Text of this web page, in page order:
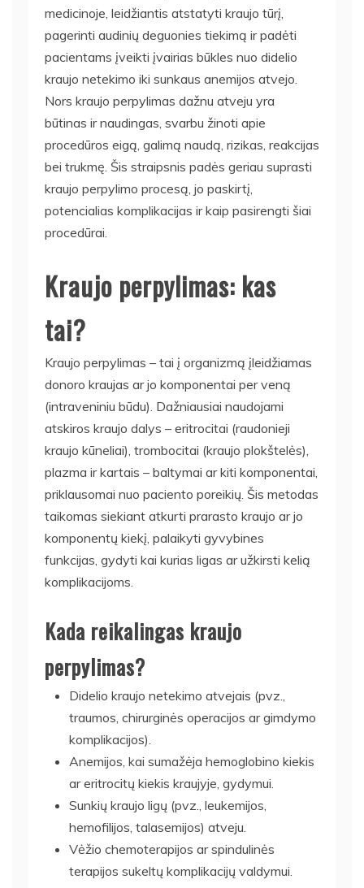
medicinoje, leidžiantis atstatyti kraujo tūrį,
pagerinti audinių deguonies tiekimą ir padėti
pacientams įveikti įvairias būkles nuo didelio
kraujo netekimo iki sunkaus anemijos atvejo.
Nors kraujo perpylimas dažnu atveju yra
būtinas ir naudingas, svarbu žinoti apie
procedūros eigą, galimą naudą, rizikas, reakcijas
bei trukmę. Šis straipsnis padės geriau suprasti
kraujo perpylimo procesą, jo paskirtį,
potencialias komplikacijas ir kaip pasirengti šiai
procedūrai.
Kraujo perpylimas: kas
tai?
Kraujo perpylimas – tai į organizmą įleidžiamas
donoro kraujas ar jo komponentai per veną
(intraveniniu būdu). Dažniausiai naudojami
atskiros kraujo dalys – eritrocitai (raudonieji
kraujo kūneliai), trombocitai (kraujo plokštelės),
plazma ir kartais – baltymai ar kiti komponentai,
priklausomai nuo paciento poreikių. Šis metodas
taikomas siekiant atkurti prarasto kraujo ar jo
komponentų kiekį, palaikyti gyvybines
funkcijas, gydyti kai kurias ligas ar užkirsti kelią
komplikacijoms.
Kada reikalingas kraujo
perpylimas?
Didelio kraujo netekimo atvejais (pvz.,
traumos, chirurginės operacijos ar gimdymo
komplikacijos).
Anemijos, kai sumažėja hemoglobino kiekis
ar eritrocitų kiekis kraujyje, gydymui.
Sunkių kraujo ligų (pvz., leukemijos,
hemofilijos, talasemijos) atveju.
Vėžio chemoterapijos ar spindulinės
terapijos sukeltų komplikacijų valdymui.